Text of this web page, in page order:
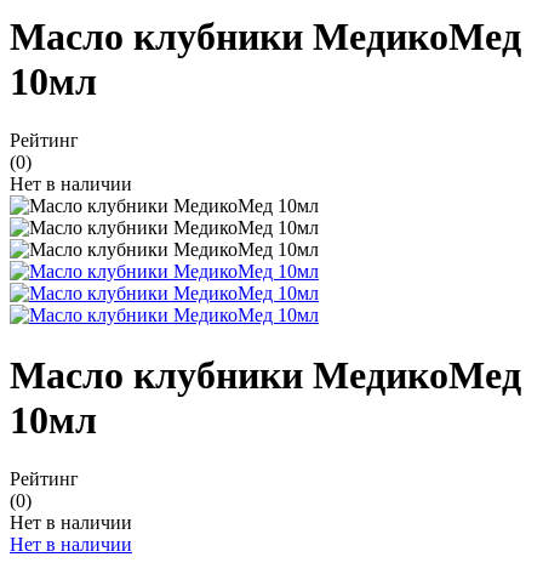
Масло клубники МедикоМед
10мл
Рейтинг
(0)
Нет в наличии
Масло клубники МедикоМед
10мл
Рейтинг
(0)
Нет в наличии
Нет в наличии